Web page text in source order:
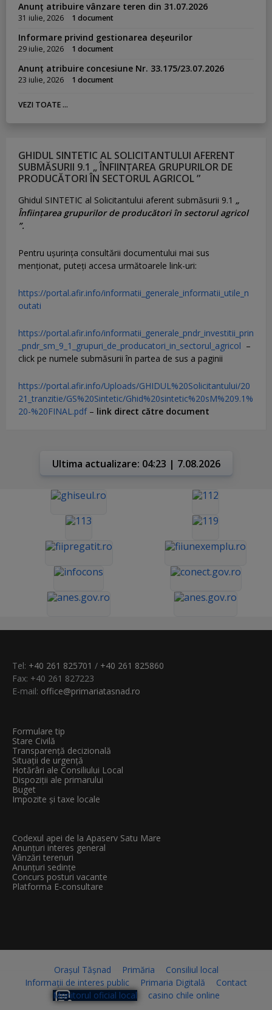
Anunț atribuire vânzare teren din 31.07.2026
31 iulie, 2026 1 document
Informare privind gestionarea deșeurilor
29 iulie, 2026 1 document
Anunț atribuire concesiune Nr. 33.175/23.07.2026
23 iulie, 2026 1 document
VEZI TOATE ...
GHIDUL SINTETIC AL SOLICITANTULUI AFERENT
SUBMĂSURII 9.1 „ ÎNFIINȚAREA GRUPURILOR DE
PRODUCĂTORI ÎN SECTORUL AGRICOL ”
Ghidul SINTETIC al Solicitantului aferent submăsurii 9.1 „
Înființarea grupurilor de producători în sectorul agricol
”.
Pentru uşurinţa consultării documentului mai sus
menţionat, puteţi accesa următoarele link-uri:
https://portal.afir.info/informatii_generale_informatii_utile_n
outati
https://portal.afir.info/informatii_generale_pndr_investitii_prin
_pndr_sm_9_1_grupuri_de_producatori_in_sectorul_agricol –
click pe numele submăsurii în partea de sus a paginii
https://portal.afir.info/Uploads/GHIDUL%20Solicitantului/20
21_tranzitie/GS%20Sintetic/Ghid%20sintetic%20sM%209.1%
20-%20FINAL.pdf– link direct către document
Ultima actualizare: 04:23 | 7.08.2026
Tel: +40 261 825701 / +40 261 825860
Fax: +40 261 827223
E-mail: office@primariatasnad.ro
Formulare tip
Stare Civilă
Transparenţă decizională
Situații de urgență
Hotărâri ale Consiliului Local
Dispoziții ale primarului
Buget
Impozite și taxe locale
Codexul apei de la Apaserv Satu Mare
Anunțuri interes general
Vânzări terenuri
Anunțuri sedințe
Concurs posturi vacante
Platforma E-consultare
Orașul Tășnad Primăria
Consiliul local
Informații de interes public
Primaria Digitală
Contact
Monitorul oficial local
casino chile online